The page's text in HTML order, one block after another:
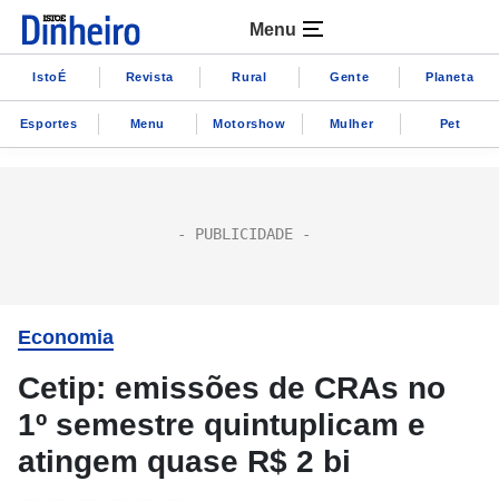
Menu
IstoÉ Revista Rural Gente Planeta
Esportes Menu Motorshow Mulher Pet
Economia
Cetip: emissões de CRAs no
1º semestre quintuplicam e
atingem quase R$ 2 bi